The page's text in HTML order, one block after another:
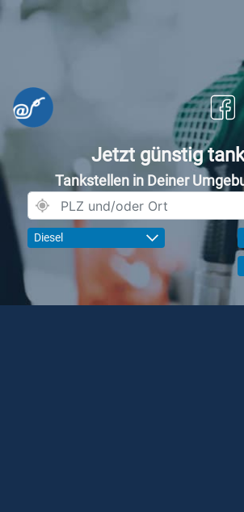
Jetzt günstig
Tankstellen in Deiner
Diesel